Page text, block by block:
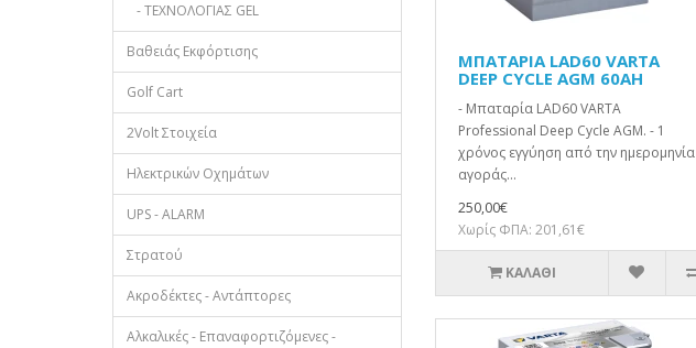
- ΤΕΧΝΟΛΟΓΙΑΣ GEL
Βαθειάς Εκφόρτισης
Golf Cart
2Volt Στοιχεία
Ηλεκτρικών Οχημάτων
UPS - ALARM
Στρατού
Ακροδέκτες - Αντάπτορες
Αλκαλικές - Επαναφορτιζόμενες -
ΜΠΑΤΑΡΙΑ LAD60 VARTA
DEEP CYCLE AGM 60AH
- Μπαταρία LAD60 VARTA
Professional Deep Cycle AGM. - 1
χρόνος εγγύηση από την ημερομηνία
αγοράς...
250,00€
Χωρίς ΦΠΑ: 201,61€
ΚΑΛΆΘΙ